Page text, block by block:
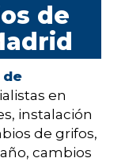
de
de
en
instalación
de grifos,
cambios